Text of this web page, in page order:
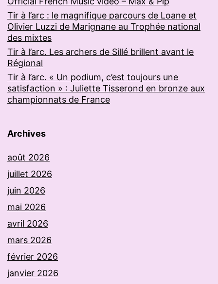
Tir à l’arc : le magnifique parcours de Loane et
Olivier Luzzi de Marignane au Trophée national
des mixtes
Tir à l’arc. Les archers de Sillé brillent avant le
Régional
Tir à l’arc. « Un podium, c’est toujours une
satisfaction » : Juliette Tisserond en bronze aux
championnats de France
Archives
août 2026
juillet 2026
juin 2026
mai 2026
avril 2026
mars 2026
février 2026
janvier 2026